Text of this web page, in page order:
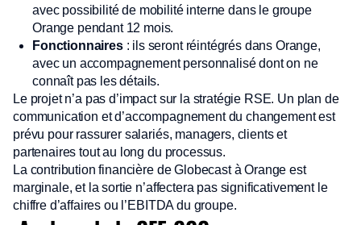
avec possibilité de mobilité interne dans le groupe
Orange pendant 12 mois.
Fonctionnaires: ils seront réintégrés dans Orange,
avec un accompagnement personnalisé dont on ne
connaît pas les détails.
Le projet n’a pas d’impact sur la stratégie RSE. Un plan de
communication et d’accompagnement du changement est
prévu pour rassurer salariés, managers, clients et
partenaires tout au long du processus.
La contribution financière de Globecast à Orange est
marginale, et la sortie n’affectera pas significativement le
chiffre d’affaires ou l’EBITDA du groupe.